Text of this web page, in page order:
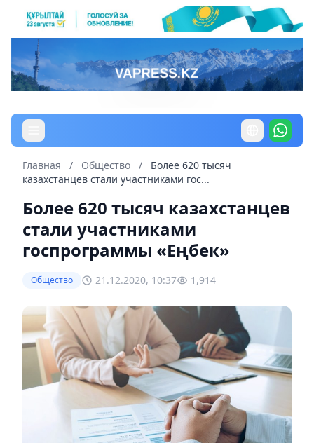
Главная / Общество /
Более 620 тысяч
казахстанцев стали участниками гос...
Более 620 тысяч казахстанцев
стали участниками
госпрограммы «Еңбек»
Общество 21.12.2020, 10:37 1,914